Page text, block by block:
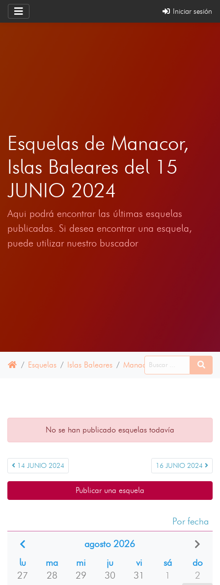
Iniciar sesión
Esquelas de Manacor,
Islas Baleares del 15
JUNIO 2024
Aqui podrá encontrar las últimas esquelas
publicadas. Si desea encontrar una esquela,
puede utilizar nuestro buscador
Esquelas Islas Baleares Manacor 15 JUNIO 2024
No se han publicado esquelas todavía
14 JUNIO 2024 16 JUNIO 2024
Publicar una esquela
Por fecha
agosto 2026
lu
ma mi ju vi sá
do
27
28 29 30 31 1
2